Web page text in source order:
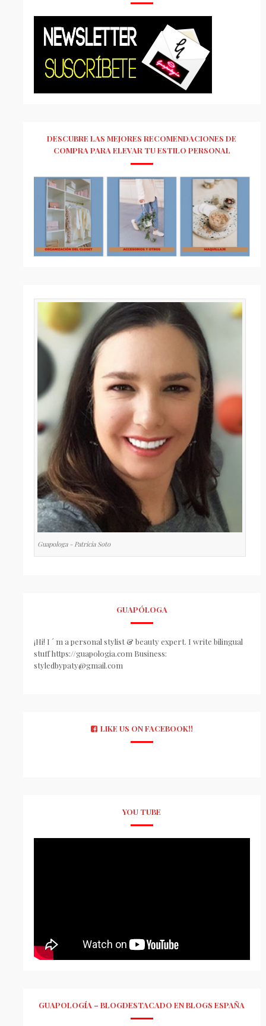
DESCUBRE LAS MEJORES RECOMENDACIONES DE
COMPRA PARA ELEVAR TU ESTILO PERSONAL
Guapologa - Patricia Soto
GUAPÓLOGA
¡Hi! I ´ m a personal stylist & beauty expert. I write bilingual
stuff https://guapologia.com Business:
styledbypaty@gmail.com
LIKE US ON FACEBOOK!!
YOU TUBE
GUAPOLOGÍA – BLOGDESTACADO EN BLOGS ESPAÑA